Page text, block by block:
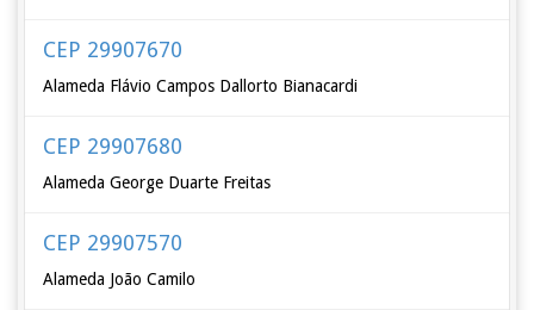
CEP 29907670
Alameda Flávio Campos Dallorto Bianacardi
CEP 29907680
Alameda George Duarte Freitas
CEP 29907570
Alameda João Camilo